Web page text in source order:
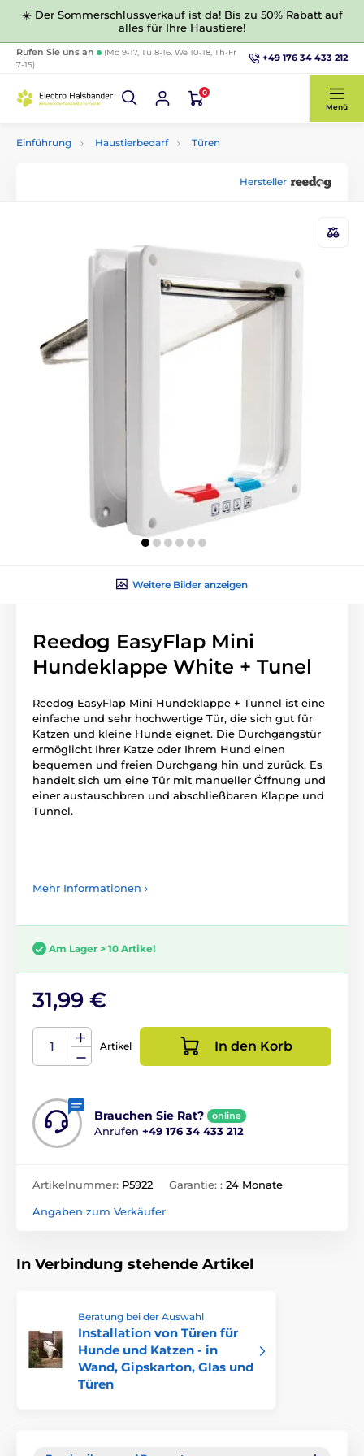
☀️ Der Sommerschlussverkauf ist da! Bis zu 50% Rabatt auf
alles für Ihre Haustiere!
Rufen Sie uns an
(Mo 9-17, Tu 8-16, We 10-18, Th-Fr
7-15)
+49 176 34 433 212
0
Menü
Einführung Haustierbedarf Türen
Hersteller
Weitere Bilder anzeigen
Reedog EasyFlap Mini
Hundeklappe White + Tunel
Reedog EasyFlap Mini Hundeklappe + Tunnel ist eine
einfache und sehr hochwertige Tür, die sich gut für
Katzen und kleine Hunde eignet. Die Durchgangstür
ermöglicht Ihrer Katze oder Ihrem Hund einen
bequemen und freien Durchgang hin und zurück. Es
handelt sich um eine Tür mit manueller Öffnung und
einer austauschbren und abschließbaren Klappe und
Tunnel.
Mehr Informationen ›
Am Lager > 10 Artikel
31,99 €
Artikel In den Korb
Brauchen Sie Rat? online
Anrufen +49 176 34 433 212
Artikelnummer: P5922 Garantie: : 24 Monate
Angaben zum Verkäufer
In Verbindung stehende Artikel
Beratung bei der Auswahl
Installation von Türen für
Hunde und Katzen - in
Wand, Gipskarton, Glas und
Türen